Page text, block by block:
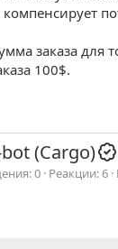
заказа для
100$.
(Cargo)
0 Реакции 6